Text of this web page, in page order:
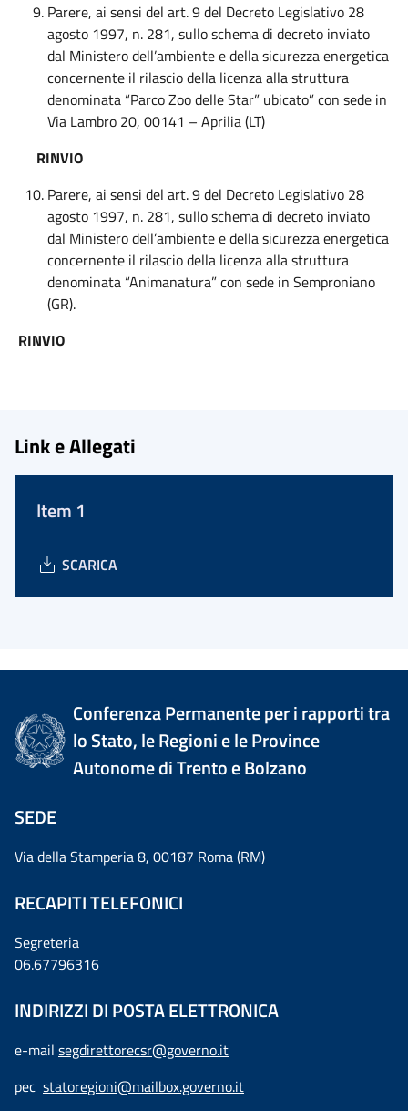
Parere, ai sensi del art. 9 del Decreto Legislativo 28
agosto 1997, n. 281, sullo schema di decreto inviato
dal Ministero dell’ambiente e della sicurezza energetica
concernente il rilascio della licenza alla struttura
denominata “Parco Zoo delle Star” ubicato” con sede in
Via Lambro 20, 00141 – Aprilia (LT)
RINVIO
Parere, ai sensi del art. 9 del Decreto Legislativo 28
agosto 1997, n. 281, sullo schema di decreto inviato
dal Ministero dell’ambiente e della sicurezza energetica
concernente il rilascio della licenza alla struttura
denominata “Animanatura” con sede in Semproniano
(GR).
RINVIO
Link e Allegati
Item 1
SCARICA
Conferenza Permanente per i rapporti tra
lo Stato, le Regioni e le Province
Autonome di Trento e Bolzano
SEDE
Via della Stamperia 8, 00187 Roma (RM)
RECAPITI TELEFONICI
Segreteria
06.67796316
INDIRIZZI DI POSTA ELETTRONICA
e-mail segdirettorecsr@governo.it
pec statoregioni@mailbox.governo.it